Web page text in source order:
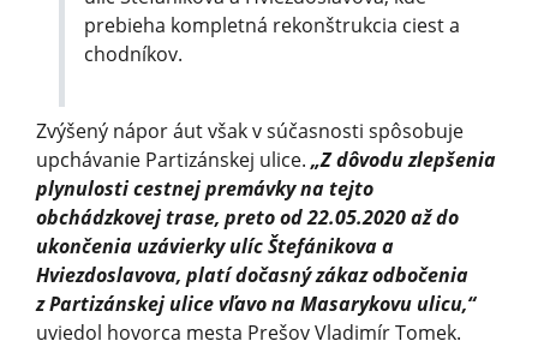
prebieha kompletná rekonštrukcia ciest a
chodníkov.
Zvýšený nápor áut však v súčasnosti spôsobuje
upchávanie Partizánskej ulice. „Z dôvodu zlepšenia
plynulosti cestnej premávky na tejto
obchádzkovej trase, preto od 22.05.2020 až do
ukončenia uzávierky ulíc Štefánikova a
Hviezdoslavova, platí dočasný zákaz odbočenia
z Partizánskej ulice vľavo na Masarykovu ulicu,“
uviedol hovorca mesta Prešov Vladimír Tomek.